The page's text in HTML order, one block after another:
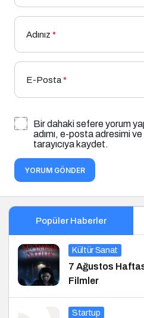
Adınız *
E-Posta*
Bir dahaki sefere yorum
adımı, e-posta adresimi
tarayıcıya kaydet.
YORUM GÖNDER
Popüler Haberler
Kültür Sanat
7 Ağustos
Filmler
Startup